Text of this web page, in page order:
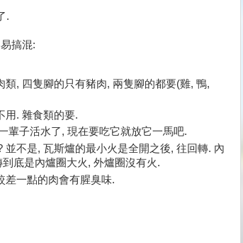
.
搞混:
類, 四隻腳的只有豬肉, 兩隻腳的都要(雞, 鴨,
用. 雜食類的要.
輩子活水了, 現在要吃它就放它一馬吧.
並不是, 瓦斯爐的最小火是全開之後, 往回轉. 內
底是內爐圈大火, 外爐圈沒有火.
差一點的肉會有腥臭味.